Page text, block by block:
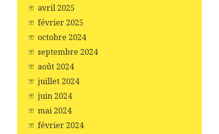
avril 2025
février 2025
octobre 2024
septembre 2024
août 2024
juillet 2024
juin 2024
mai 2024
février 2024